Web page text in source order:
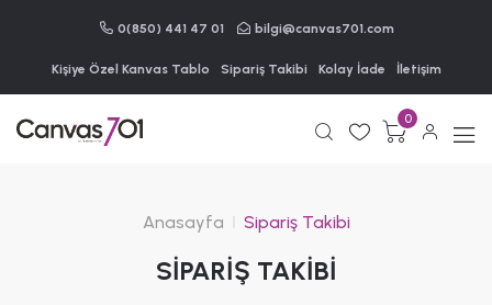
0(850) 441 47 01 bilgi@canvas701.com
Kişiye Özel Kanvas Tablo Sipariş Takibi Kolay İade İletişim
0
Anasayfa Sipariş Takibi
SİPARİŞ TAKİBİ